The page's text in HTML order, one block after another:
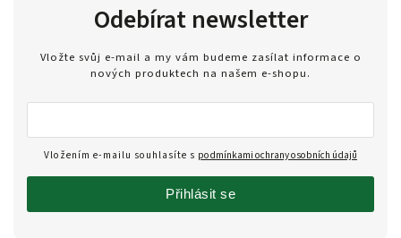
Odebírat newsletter
Vložte svůj e-mail a my vám budeme zasílat informace o
nových produktech na našem e-shopu.
Vložením e-mailu souhlasíte s podmínkami ochrany osobních údajů
Přihlásit se